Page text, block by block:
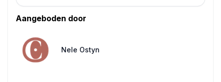
Aangeboden door
Nele Ostyn